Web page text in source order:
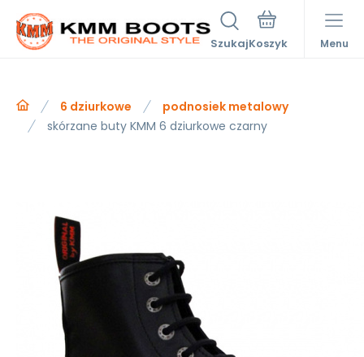
Szukaj Menu
6 dziurkowe
podnosiek metalowy
skórzane buty KMM 6 dziurkowe czarny